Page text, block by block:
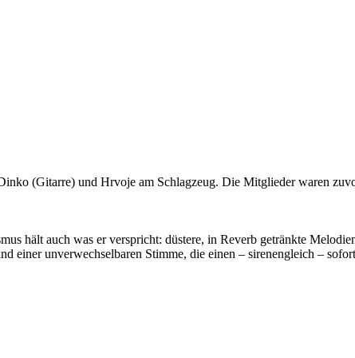
(Gitarre) und Hrvoje am Schlagzeug. Die Mitglieder waren
hält auch was er verspricht: düstere, in Reverb getränkte
einer unverwechselbaren Stimme, die einen – sirenengleich –